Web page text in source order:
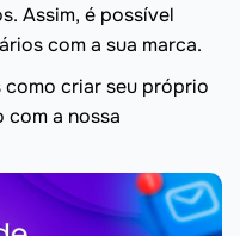
Assim, é possível
com a sua marca.
como criar seu próprio
com a nossa